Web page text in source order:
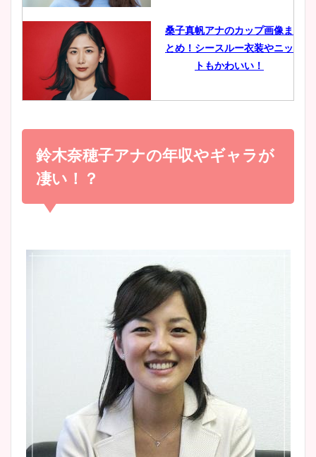
豊島実季アナのカップ画像ま
とめ！美脚や水着姿に年齢も
宇賀神メグアナのニット画像
かわいい！カップや水着姿も
桑子真帆アナのカップ画像ま
とめ！シースルー衣装やニッ
トもかわいい！
小室瑛莉子のカップ画像まと
め！足が美脚でニット衣装も
かわいい！
大家彩香アナのかわいいカッ
プ画像まとめ！同期や実家に
wikiプロフも！
安藤萌々アナのカップ画像や
ニット衣装まとめ！美足の筋
鈴木奈穂子アナの年収やギャラが
凄い！？